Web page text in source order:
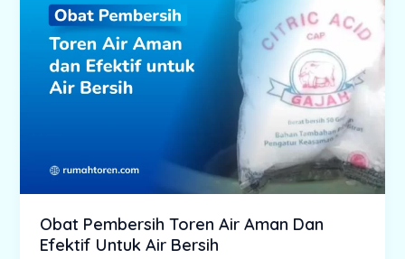
Obat Pembersih Toren Air Aman Dan
Efektif Untuk Air Bersih